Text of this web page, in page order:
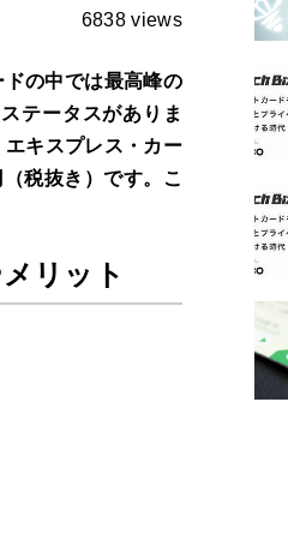
6838 views
の中では最高峰の
テータスがありま
キスプレス・カー
税抜き）です。こ
リット